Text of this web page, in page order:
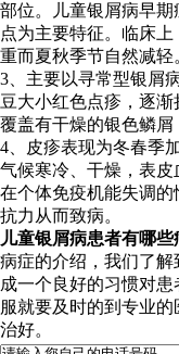
部位。儿童银屑病早
点为主要特征。临床
重而夏秋季节自然减轻
3、主要以寻常型银屑
豆大小红色点疹，逐
覆盖有干燥的银色鳞屑
4、皮疹表现为冬春季
气候寒冷、干燥，表皮
在个体免疫机能失调
抗力从而致病。
儿童银屑病患者有哪些
病症的介绍，我们了
成一个良好的习惯对
服就要及时的到专业
治好。